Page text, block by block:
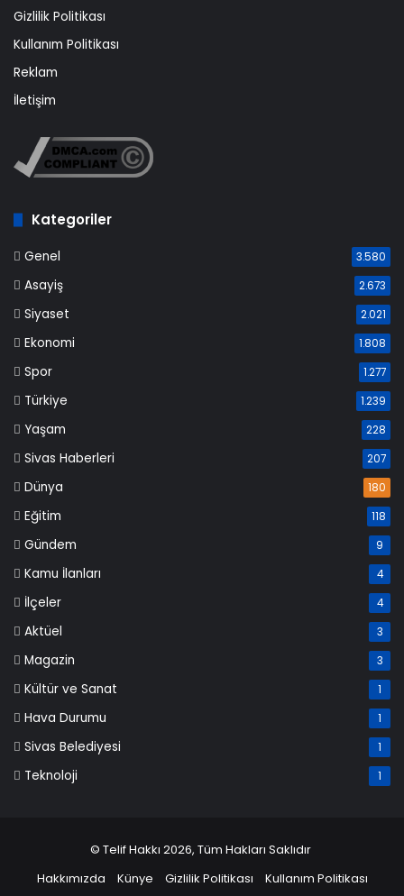
Gizlilik Politikası
Kullanım Politikası
Reklam
İletişim
Kategoriler
Genel 3.580
Asayiş 2.673
Siyaset 2.021
Ekonomi 1.808
Spor 1.277
Türkiye 1.239
Yaşam 228
Sivas Haberleri 207
Dünya 180
Eğitim 118
Gündem 9
Kamu İlanları 4
İlçeler 4
Aktüel 3
Magazin 3
Kültür ve Sanat 1
Hava Durumu 1
Sivas Belediyesi 1
Teknoloji 1
© Telif Hakkı 2026, Tüm Hakları Saklıdır
Hakkımızda
Künye Gizlilik Politikası Kullanım Politikası